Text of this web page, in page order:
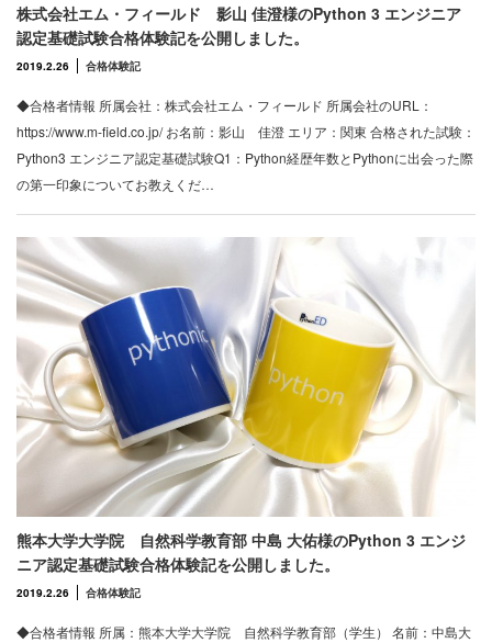
株式会社エム・フィールド 影山 佳澄様のPython 3 エンジニア
認定基礎試験合格体験記を公開しました。
2019.2.26 合格体験記
◆合格者情報 所属会社：株式会社エム・フィールド 所属会社のURL：
https://www.m-field.co.jp/ お名前：影山 佳澄 エリア：関東 合格された試験：
Python3 エンジニア認定基礎試験Q1：Python経歴年数とPythonに出会った際
の第一印象についてお教えくだ…
熊本大学大学院 自然科学教育部 中島 大佑様のPython 3 エンジ
ニア認定基礎試験合格体験記を公開しました。
2019.2.26 合格体験記
◆合格者情報 所属：熊本大学大学院 自然科学教育部（学生） 名前：中島大